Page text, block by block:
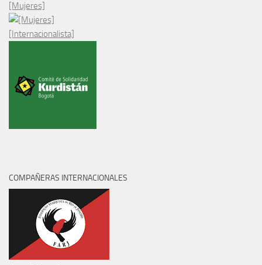
[Mujeres]
[Internacionalista]
COMPAÑERAS INTERNACIONALES